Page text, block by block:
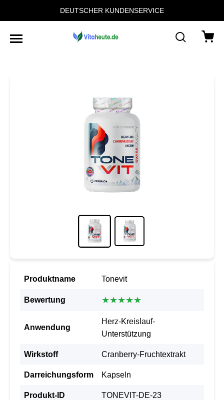
DEUTSCHER KUNDENSERVICE
Produktname Tonevit
Bewertung ★★★★★
Anwendung
Herz-Kreislauf-
Unterstützung
Wirkstoff Cranberry-Fruchtextrakt
Darreichungsform Kapseln
Produkt-ID TONEVIT-DE-23